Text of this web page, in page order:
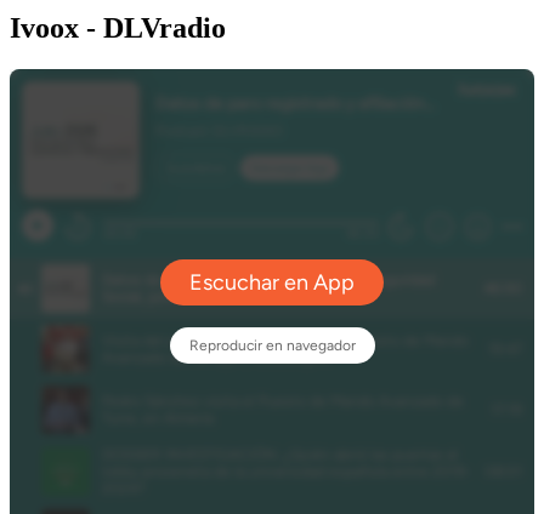
Ivoox - DLVradio